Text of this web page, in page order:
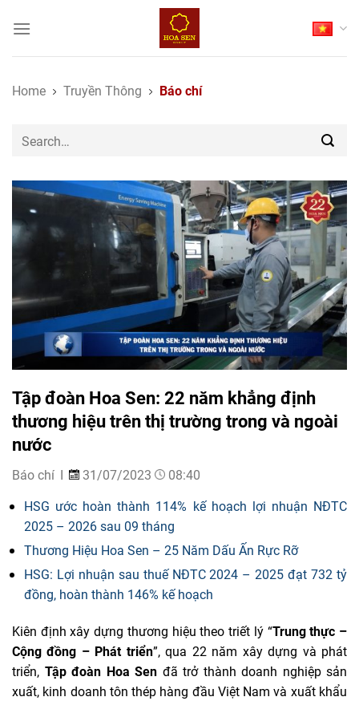
Home Truyền Thông Báo chí
Tập đoàn Hoa Sen: 22 năm khẳng định
thương hiệu trên thị trường trong và ngoài
nước
Báo chí 31/07/2023
08:40
HSG ước hoàn thành 114% kế hoạch lợi nhuận NĐTC
2025 – 2026 sau 09 tháng
Thương Hiệu Hoa Sen – 25 Năm Dấu Ấn Rực Rỡ
HSG: Lợi nhuận sau thuế NĐTC 2024 – 2025 đạt 732 tỷ
đồng, hoàn thành 146% kế hoạch
Kiên định xây dựng thương hiệu theo triết lý “Trung thực –
Cộng đồng – Phát triển”, qua 22 năm xây dựng và phát
triển, Tập đoàn Hoa Sen đã trở thành doanh nghiệp sản
xuất, kinh doanh tôn thép hàng đầu Việt Nam và xuất khẩu